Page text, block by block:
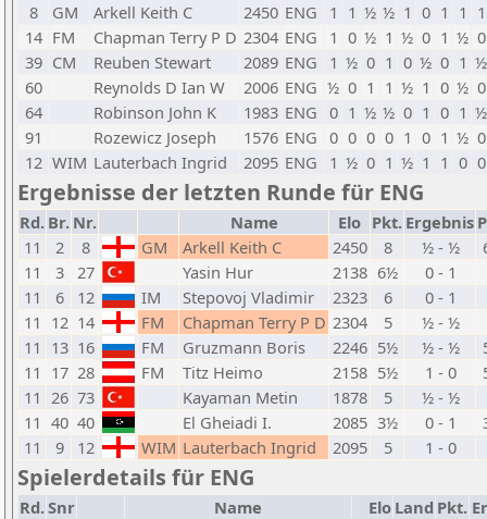
8
GM Arkell Keith C 2450 ENG 1 1 ½ ½ 1 0 1 1 1
14 FM Chapman Terry P D 2304 ENG 1 0 ½ 1 ½ 0 1 ½ 0
39 CM Reuben Stewart 2089 ENG 1 ½ 0 1 0 ½ 0 1 ½
60
Reynolds D Ian W 2006 ENG ½ 0 1 1 ½ 1 0 ½ 0
64
Robinson John K 1983 ENG 0 1 ½ ½ 0 1 0 1 ½
91
Rozewicz Joseph 1576 ENG 0 0 0 0 1 0 1 ½ 0
12 WIM Lauterbach Ingrid 2095 ENG 1 ½ 0 1 ½ 1 1 0 0
Ergebnisse der letzten Runde für ENG
Rd. Br. Nr. Name Elo Pkt. Ergebnis
11
2 8 GM Arkell Keith C 2450 8 ½ - ½
11
3 27 Yasin Hur 2138 6½
0 - 1
11
6 12 IM Stepovoj Vladimir 2323 6
0 - 1
11 12 14 FM Chapman Terry P D 2304 5
½ - ½
11 13 16 FM Gruzmann Boris 2246 5½ ½ - ½
11 17 28 FM Titz Heimo 2158 5½ 1 - 0
11 26 73 Kayaman Metin 1878 5
½ - ½
11 40 40 El Gheiadi I. 2085 3½ 0 - 1
11
9 12 WIM Lauterbach Ingrid 2095 5 1 - 0
Spielerdetails für ENG
Rd.Snr Name Elo Land Pkt.